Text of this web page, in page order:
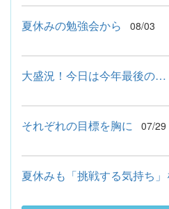
夏休みの勉強会から 08/03
大盛況！今日は今年最後の…
それぞれの目標を胸に 07/29
夏休みも「挑戦する気持ち